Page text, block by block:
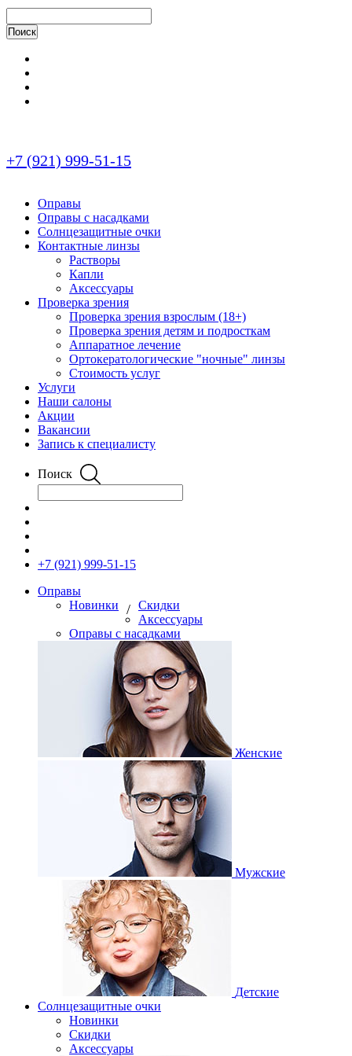
+7 (921) 999-51-15
Оправы
Оправы с насадками
Солнцезащитные очки
Контактные линзы
Растворы
Капли
Аксессуары
Проверка зрения
Проверка зрения взрослым (18+)
Проверка зрения детям и подросткам
Аппаратное лечение
Ортокератологические "ночные" линзы
Стоимость услуг
Услуги
Наши салоны
Акции
Вакансии
Запись к специалисту
Поиск
+7 (921) 999-51-15
Оправы
Новинки
/ Скидки
Аксессуары
Оправы с насадками
Женские
Мужские
Детские
Солнцезащитные очки
Новинки
Скидки
Аксессуары